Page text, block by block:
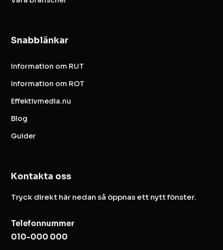
Snabblänkar
Information om RUT
Information om ROT
Effektivmedia.nu
Blog
Guider
Kontakta oss
Tryck direkt här nedan så öppnas ett nytt fönster.
Telefonnummer
010-000 000